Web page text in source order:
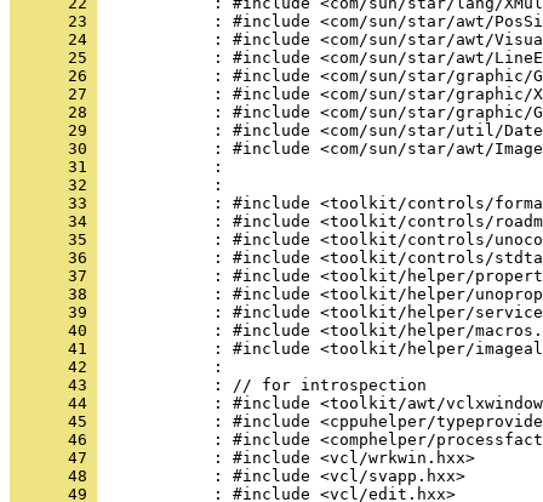
      23
      24
      25
      26
      27
      28
      29
      30
      31
      32
      33
      34
      35
      36
      37
      38
      39
      40
      41
      42
      43
      44
      45
      46
      47
      48
      49